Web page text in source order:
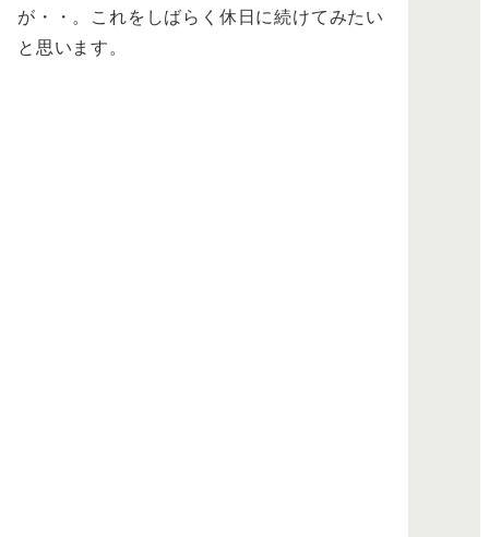
が・・。これをしばらく休日に続けてみたい
と思います。